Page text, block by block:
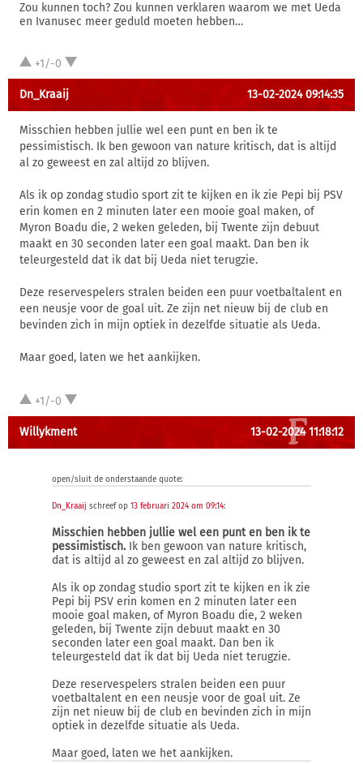
Zou kunnen toch? Zou kunnen verklaren waarom we met Ueda
en Ivanusec meer geduld moeten hebben…
+1/-0
Dn_Kraaij 13-02-2024 09:14:35
Misschien hebben jullie wel een punt en ben ik te
pessimistisch. Ik ben gewoon van nature kritisch, dat is altijd
al zo geweest en zal altijd zo blijven.
Als ik op zondag studio sport zit te kijken en ik zie Pepi bij PSV
erin komen en 2 minuten later een mooie goal maken, of
Myron Boadu die, 2 weken geleden, bij Twente zijn debuut
maakt en 30 seconden later een goal maakt. Dan ben ik
teleurgesteld dat ik dat bij Ueda niet terugzie.
Deze reservespelers stralen beiden een puur voetbaltalent en
een neusje voor de goal uit. Ze zijn net nieuw bij de club en
bevinden zich in mijn optiek in dezelfde situatie als Ueda.
Maar goed, laten we het aankijken.
+1/-0
Willykment 13-02-2024 11:18:12
open/sluit de onderstaande quote:
Dn_Kraaij schreef op 13 februari 2024 om 09:14:
Misschien hebben jullie wel een punt en ben ik te
pessimistisch.Ik ben gewoon van nature kritisch,
dat is altijd al zo geweest en zal altijd zo blijven.
Als ik op zondag studio sport zit te kijken en ik zie
Pepi bij PSV erin komen en 2 minuten later een
mooie goal maken, of Myron Boadu die, 2 weken
geleden, bij Twente zijn debuut maakt en 30
seconden later een goal maakt. Dan ben ik
teleurgesteld dat ik dat bij Ueda niet terugzie.
Deze reservespelers stralen beiden een puur
voetbaltalent en een neusje voor de goal uit. Ze
zijn net nieuw bij de club en bevinden zich in mijn
optiek in dezelfde situatie als Ueda.
Maar goed, laten we het aankijken.